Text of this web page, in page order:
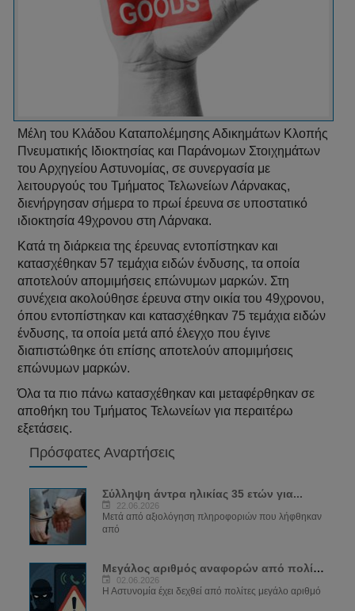
Μέλη του Κλάδου Καταπολέμησης Αδικημάτων Κλοπής
Πνευματικής Ιδιοκτησίας και Παράνομων Στοιχημάτων
του Αρχηγείου Αστυνομίας, σε συνεργασία με
λειτουργούς του Τμήματος Τελωνείων Λάρνακας,
διενήργησαν σήμερα το πρωί έρευνα σε υποστατικό
ιδιοκτησία 49χρονου στη Λάρνακα.
Κατά τη διάρκεια της έρευνας εντοπίστηκαν και
κατασχέθηκαν 57 τεμάχια ειδών ένδυσης, τα οποία
αποτελούν απομιμήσεις επώνυμων μαρκών. Στη
συνέχεια ακολούθησε έρευνα στην οικία του 49χρονου,
όπου εντοπίστηκαν και κατασχέθηκαν 75 τεμάχια ειδών
ένδυσης, τα οποία μετά από έλεγχο που έγινε
διαπιστώθηκε ότι επίσης αποτελούν απομιμήσεις
επώνυμων μαρκών.
Όλα τα πιο πάνω κατασχέθηκαν και μεταφέρθηκαν σε
αποθήκη του Τμήματος Τελωνείων για περαιτέρω
εξετάσεις.
Πρόσφατες Αναρτήσεις
Σύλληψη άντρα ηλικίας 35 ετών για...
22.06.2026
Μετά από αξιολόγηση πληροφοριών που λήφθηκαν
από
Μεγάλος αριθμός αναφορών από πολίτες για...
02.06.2026
Η Αστυνομία έχει δεχθεί από πολίτες μεγάλο αριθμό